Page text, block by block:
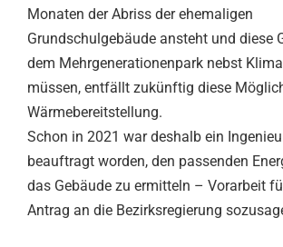
Monaten der Abriss der ehemaligen
Grundschulgebäude ansteht und diese
dem Mehrgenerationenpark nebst
müssen, entfällt zukünftig diese
Wärmebereitstellung.
Schon in 2021 war deshalb ein
beauftragt worden, den passenden
das Gebäude zu ermitteln – Vorarbeit
Antrag an die Bezirksregierung